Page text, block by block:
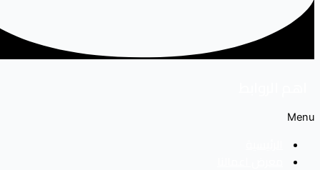
الرئيسية
معرض اعمالنا